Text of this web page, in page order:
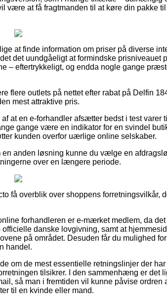
være at få fragtmanden til at køre din pakke
at finde information om priser på diverse
det uundgåeligt at formindske prisniveauet
– eftertrykkeligt, og endda nogle gange
flere outlets på nettet efter rabat på Delfin
mest attraktive pris.
at en e-forhandler afsætter bedst i test varer
gange være en indikator for en svindel
kunden overfor uærlige online selskaber.
anden løsning kunne du vælge en
over en længere periode.
få overblik over shoppens forretningsvilkår,
forhandleren er e-mærket medlem, da det
danske lovgivning, samt at
på området. Desuden får du mulighed
handel.
om de mest essentielle retningslinjer der
tilsikrer. I den sammenhæng er det
så man i fremtiden vil kunne påvise ordren
til en kvinde eller mand.